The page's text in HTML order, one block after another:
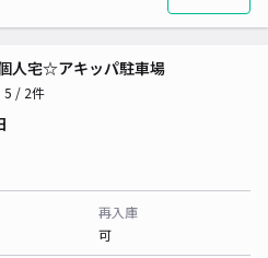
人宅☆アキッパ駐車場
5 / 2件
再入庫
可